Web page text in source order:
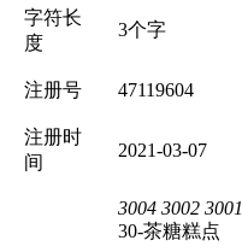
字符长
度
3个字
注册号 47119604
注册时
间
2021-03-07
3004 3002 3001
30-茶糖糕点